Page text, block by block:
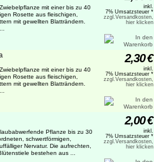
mit einer bis zu 40
Rosette aus fleischigen,
mit gewellten Blatträndern.
inkl.
7% Umsatzsteuer *
zzgl.Versandkosten,
hier klicken
mit einer bis zu 40
Rosette aus fleischigen,
mit gewellten Blatträndern.
2,30€
inkl.
7% Umsatzsteuer *
zzgl.Versandkosten,
hier klicken
Pflanze bis zu 30
schwertförmigen,
Nervatur. Die aufrechten,
bestehen aus ...
2,00€
inkl.
7% Umsatzsteuer *
zzgl.Versandkosten,
hier klicken